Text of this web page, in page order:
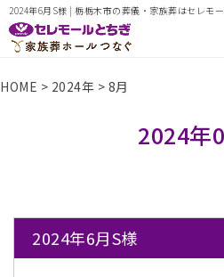
2024年6月S様 | 栃栃木市の葬儀・家族葬はセレモ
HOME > 2024年 > 8月
2024年
2024年6月S様